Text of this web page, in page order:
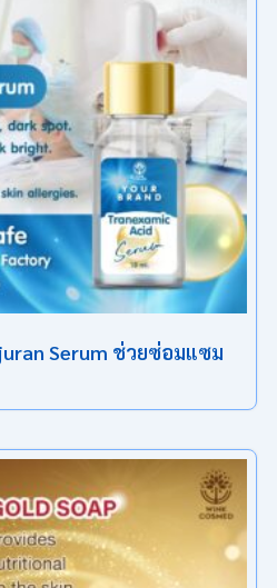
Serum ช่วยซ่อมแซม